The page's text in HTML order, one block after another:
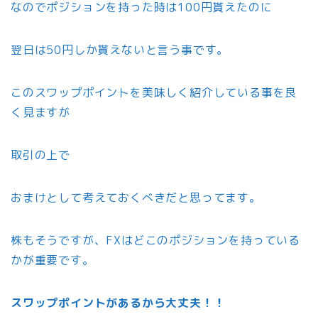
なのでポジションを持った時は100円貰えたのに
翌日は50円しか貰えないと言う事です。
このスワップポイントを美味しく紹介している事を良
く見ますが
取引の上で
おまけとして考えておくべきだと思ってます。
株もそうですが、FXはどこのポジションを持っている
かが重要です。
スワップポイントがあるから大丈夫！！